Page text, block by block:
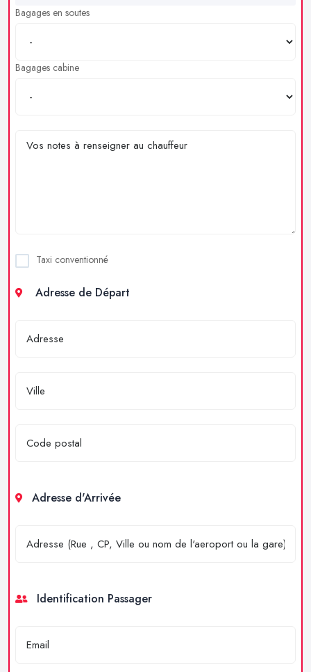
Bagages en soutes
Bagages cabine
Taxi conventionné
Adresse de Départ
Adresse d'Arrivée
Identification Passager